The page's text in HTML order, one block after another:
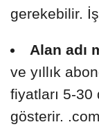
gerekebilir.
Alan adı
ve yıllık
fiyatları 5-30
gösterir.